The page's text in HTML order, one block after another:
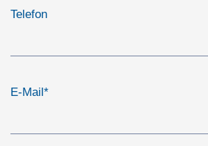
Telefon
E-Mail*